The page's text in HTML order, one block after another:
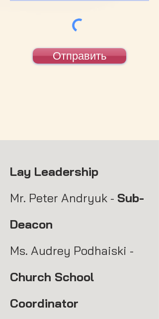
Отправить
Lay Leadership
Mr. Peter Andryuk - Sub-
Deacon
Ms. Audrey Podhaiski -
Church School
Coordinator